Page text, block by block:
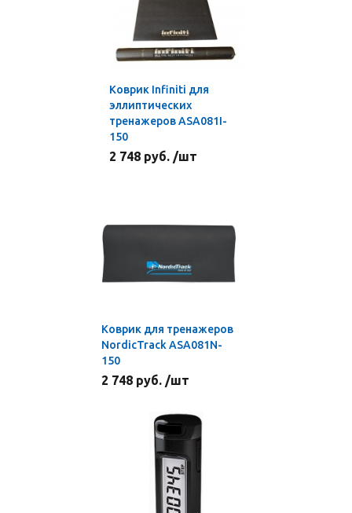
Коврик Infiniti для
эллиптических
тренажеров ASA081I-
150
2 748 руб. /шт
Коврик для тренажеров
NordicTrack ASA081N-
150
2 748 руб. /шт